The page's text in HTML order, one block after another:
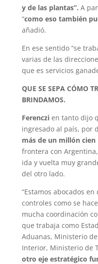
y de las plantas”. A
“como eso también
añadió.
En ese sentido “se
varias de las
que es servicios
QUE SE SEPA CÓMO
BRINDAMOS.
Ferenczien tanto dijo
ingresado al país, por
más de un millón
frontera con
ida y vuelta muy
del otro lado.
“Estamos abocados
controles como se
mucha coordinación
que trabaja como
Aduanas, Ministerio
Interior, Ministerio de
otro eje estratégico